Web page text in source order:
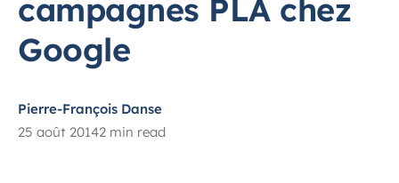
campagnes PLA chez
Google
Pierre-François Danse
25 août 20142 min read